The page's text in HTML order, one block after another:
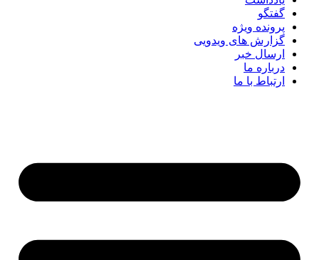
گفتگو
پرونده ویژه
گزارش های ویدویی
ارسال خبر
درباره ما
ارتباط با ما